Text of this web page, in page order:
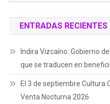
ENTRADAS RECIENTES
Indira Vizcaíno: Gobierno
que se traducen en
El 3 de septiembre Cultura
Venta Nocturna 2026